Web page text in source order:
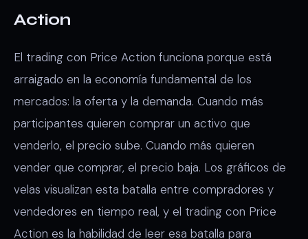
Action
El trading con Price Action funciona porque está
arraigado en la economía fundamental de los
mercados: la oferta y la demanda. Cuando más
participantes quieren comprar un activo que
venderlo, el precio sube. Cuando más quieren
vender que comprar, el precio baja. Los gráficos de
velas visualizan esta batalla entre compradores y
vendedores en tiempo real, y el trading con Price
Action es la habilidad de leer esa batalla para